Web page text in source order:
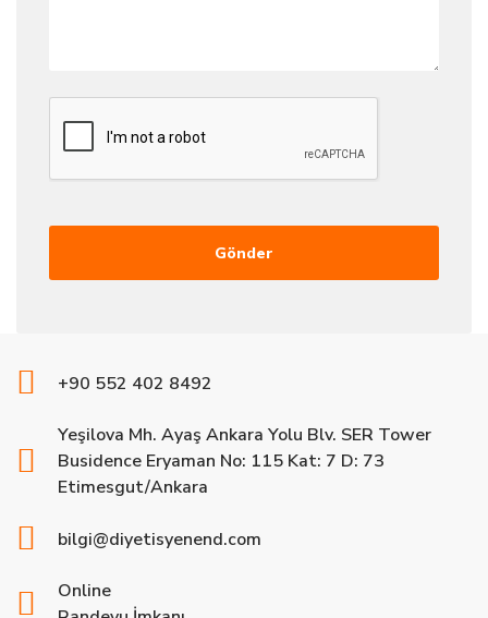
+90 552 402 8492
Yeşilova Mh. Ayaş Ankara Yolu Blv. SER Tower
Busidence Eryaman No: 115 Kat: 7 D: 73
Etimesgut/Ankara
bilgi@diyetisyenend.com
Online